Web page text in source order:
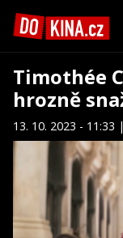
Timothée
hrozně
13. 10. 2023 - 11:33 |